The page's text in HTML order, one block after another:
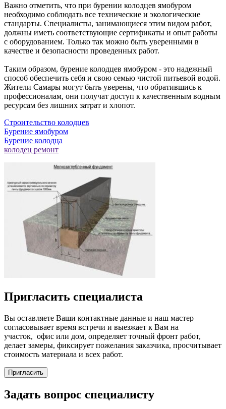
Важно отметить, что при бурении колодцев ямобуром
необходимо соблюдать все технические и экологические
стандарты. Специалисты, занимающиеся этим видом работ,
должны иметь соответствующие сертификаты и опыт работы
с оборудованием. Только так можно быть уверенными в
качестве и безопасности проведенных работ.
Таким образом, бурение колодцев ямобуром - это надежный
способ обеспечить себя и свою семью чистой питьевой водой.
Жители Самары могут быть уверены, что обратившись к
профессионалам, они получат доступ к качественным водным
ресурсам без лишних затрат и хлопот.
Строительство колодцев
Бурение ямобуром
Бурение колодца
колодец ремонт
Пригласить специалиста
Вы оставляете Ваши контактные данные и наш мастер
согласовывает время встречи и выезжает к Вам на
участок, офис или дом, определяет точный фронт работ,
делает замеры, фиксирует пожелания заказчика, просчитывает
стоимость материала и всех работ.
Пригласить
Задать вопрос специалисту